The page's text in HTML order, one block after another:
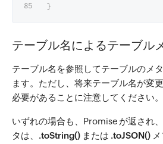
}
テーブル名によるテーブル
テーブル名を参照してテーブルのメ
ます。ただし、将来テーブル名が変
必要があることに注意してください。
いずれの場合も、Promise が返され
タは、 .toString() または .toJSON()